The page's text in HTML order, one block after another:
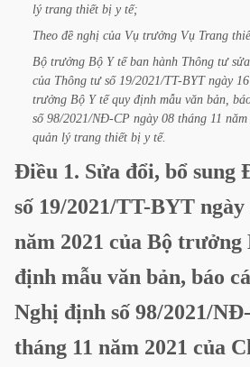
lý trang thiết bị y tế;
Theo đề nghị của Vụ trưởng Vụ Trang
Bộ trưởng Bộ Y tế ban hành Thông tư sửa
của Thông tư số 19/2021/TT-BYT ngày 16
trưởng Bộ Y tế quy định mẫu văn bản,
số 98/2021/NĐ-CP ngày 08 tháng 11 năm
quản lý trang thiết bị y tế.
Điều 1. Sửa đổi, bổ sung
số 19/2021/TT-BYT ngày
năm 2021 của Bộ trưởng
định mẫu văn bản, báo
Nghị định số 98/2021/
tháng 11 năm 2021 của